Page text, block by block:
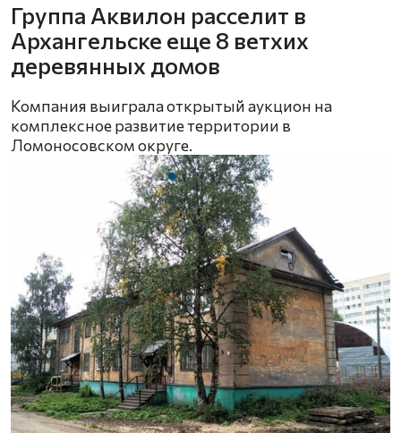
Группа Аквилон расселит в
Архангельске еще 8 ветхих
деревянных домов
Компания выиграла открытый аукцион на
комплексное развитие территории в
Ломоносовском округе.